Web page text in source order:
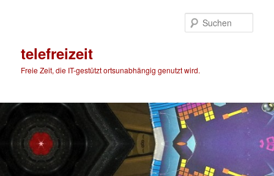
telefreizeit
Freie Zeit, die IT-gestützt ortsunabhängig genutzt wird.